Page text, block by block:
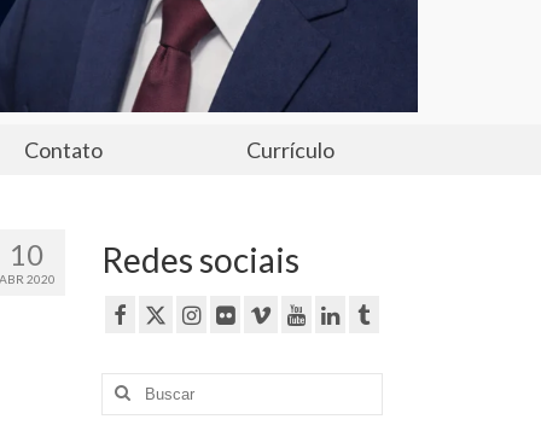
Contato Currículo
10
ABR 2020 Redes sociais
Buscar